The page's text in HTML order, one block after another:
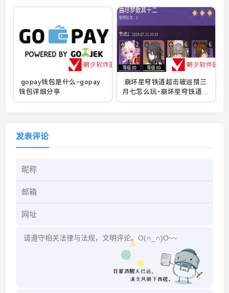
gopay钱包是什么-gopay
钱包详细分享
崩坏星穹铁道超击破巡猎三
月七怎么玩-崩坏星穹铁道超
击破巡猎三月七玩法一览
发表评论